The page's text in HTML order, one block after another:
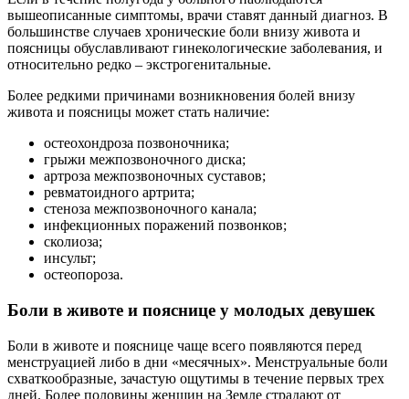
вышеописанные симптомы, врачи ставят данный диагноз. В
большинстве случаев хронические боли внизу живота и
поясницы обуславливают гинекологические заболевания, и
относительно редко – экстрогенитальные.
Более редкими причинами возникновения болей внизу
живота и поясницы может стать наличие:
остеохондроза позвоночника;
грыжи межпозвоночного диска;
артроза межпозвоночных суставов;
ревматоидного артрита;
стеноза межпозвоночного канала;
инфекционных поражений позвонков;
сколиоза;
инсульт;
остеопороза.
Боли в животе и пояснице у молодых девушек
Боли в животе и пояснице чаще всего появляются перед
менструацией либо в дни «месячных». Менструальные боли
схваткообразные, зачастую ощутимы в течение первых трех
дней. Более половины женщин на Земле страдают от